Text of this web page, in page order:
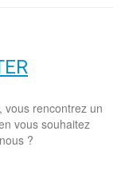
vous rencontrez un
vous souhaitez
?